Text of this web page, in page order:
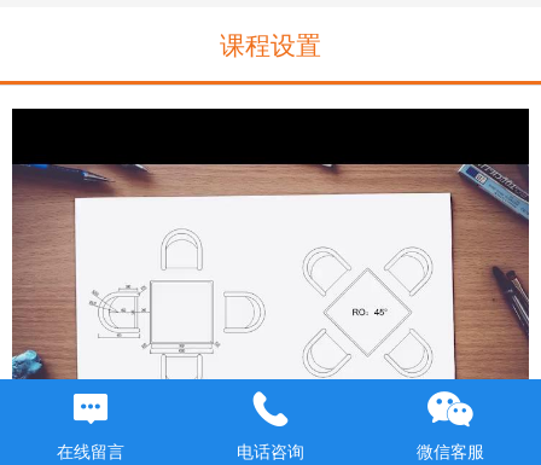
课程设置
在线留言 电话咨询 微信客服